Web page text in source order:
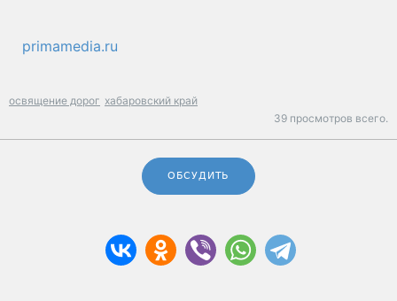
primamedia.ru
освящение дорог хабаровский край
39 просмотров всего.
ОБСУДИТЬ